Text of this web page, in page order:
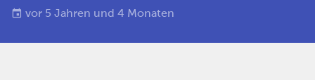
vor 5 Jahren und 4 Monaten